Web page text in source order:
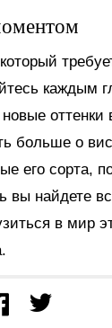
каждым
оттенки
больше о
его сорта,
вы найдете
в мир